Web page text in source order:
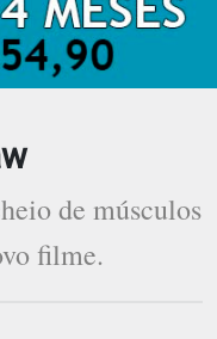
de músculos
filme.